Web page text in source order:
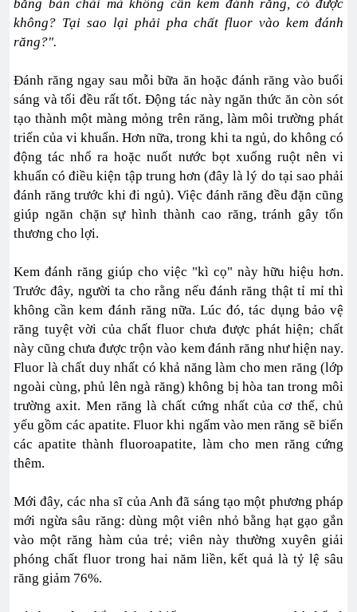
bằng bàn chải mà không cần kem đánh răng, có được
không? Tại sao lại phải pha chất fluor vào kem đánh
răng?".
Đánh răng ngay sau mỗi bữa ăn hoặc đánh răng vào buổi
sáng và tối đều rất tốt. Động tác này ngăn thức ăn còn sót
tạo thành một màng mỏng trên răng, làm môi trường phát
triển của vi khuẩn. Hơn nữa, trong khi ta ngủ, do không có
động tác nhổ ra hoặc nuốt nước bọt xuống ruột nên vi
khuẩn có điều kiện tập trung hơn (đây là lý do tại sao phải
đánh răng trước khi đi ngủ). Việc đánh răng đều đặn cũng
giúp ngăn chặn sự hình thành cao răng, tránh gây tổn
thương cho lợi.
Kem đánh răng giúp cho việc "kì cọ" này hữu hiệu hơn.
Trước đây, người ta cho rằng nếu đánh răng thật tỉ mỉ thì
không cần kem đánh răng nữa. Lúc đó, tác dụng bảo vệ
răng tuyệt vời của chất fluor chưa được phát hiện; chất
này cũng chưa được trộn vào kem đánh răng như hiện nay.
Fluor là chất duy nhất có khả năng làm cho men răng (lớp
ngoài cùng, phủ lên ngà răng) không bị hòa tan trong môi
trường axit. Men răng là chất cứng nhất của cơ thể, chủ
yếu gồm các apatite. Fluor khi ngấm vào men răng sẽ biến
các apatite thành fluoroapatite, làm cho men răng cứng
thêm.
Mới đây, các nha sĩ của Anh đã sáng tạo một phương pháp
mới ngừa sâu răng: dùng một viên nhỏ bằng hạt gạo gắn
vào một răng hàm của trẻ; viên này thường xuyên giải
phóng chất fluor trong hai năm liền, kết quả là tỷ lệ sâu
răng giảm 76%.